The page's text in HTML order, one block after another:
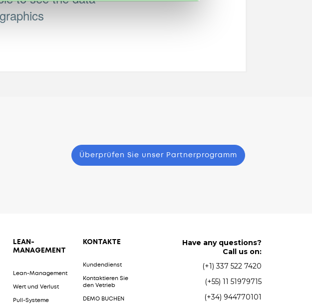
Überprüfen Sie unser Partnerprogramm
LEAN-
MANAGEMENT
Lean-Management
Wert und Verlust
Pull-Systeme
KONTAKTE
Kundendienst
Kontaktieren Sie
den Vetrieb
DEMO BUCHEN
Have any questions?
Call us on:
(+1) 337 522 7420
(+55) 11 51979715
(+34) 944770101